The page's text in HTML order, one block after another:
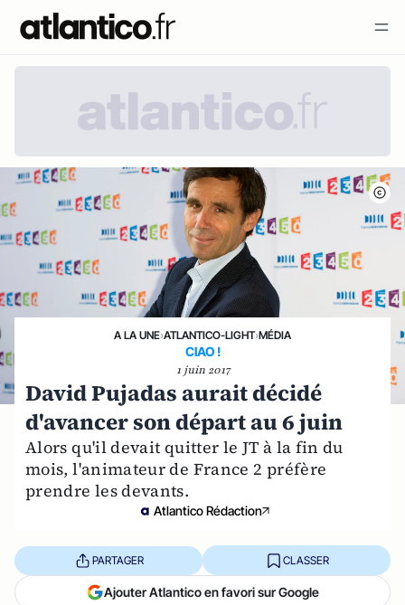
A LA UNE›ATLANTICO-LIGHT›MÉDIA
CIAO !
1 juin 2017
David Pujadas aurait décidé
d'avancer son départ au 6 juin
Alors qu'il devait quitter le JT à la fin du
mois, l'animateur de France 2 préfère
prendre les devants.
Atlantico Rédaction
PARTAGER CLASSER
Ajouter Atlantico en favori sur Google